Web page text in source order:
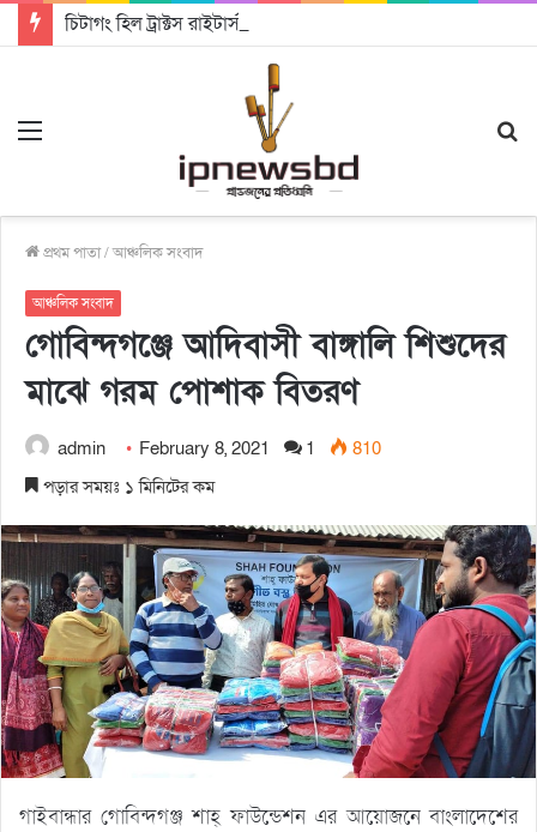
প্রথম পাতা/আঞ্চলিক সংবাদ
আঞ্চলিক সংবাদ
গোবিন্দগঞ্জে আদিবাসী বাঙ্গালি শিশুদের
মাঝে গরম পোশাক বিতরণ
admin February 8, 2021 1
810
পড়ার সময়ঃ ১ মিনিটের কম
গাইবান্ধার গোবিন্দগঞ্জ শাহ্ ফাউন্ডেশন এর আয়োজনে বাংলাদেশের